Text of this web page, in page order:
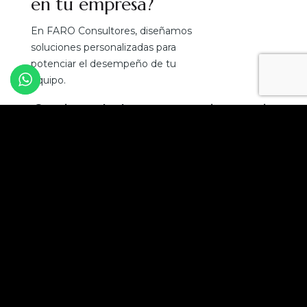
En FARO Consultores, diseñamos
soluciones personalizadas para
potenciar el desempeño de tu
equipo.
¡Convierte el talento en tu mejor ventaja